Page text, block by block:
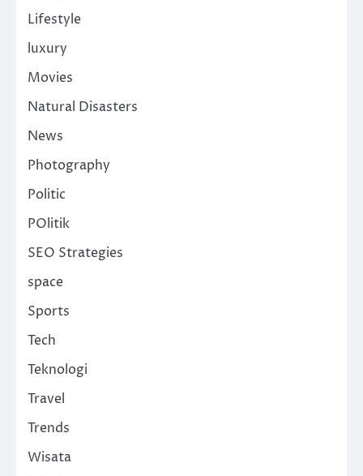
Lifestyle
luxury
Movies
Natural Disasters
News
Photography
Politic
POlitik
SEO Strategies
space
Sports
Tech
Teknologi
Travel
Trends
Wisata